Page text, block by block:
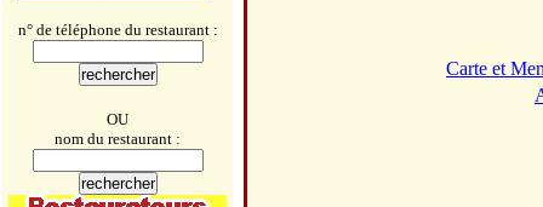
n° de téléphone du restaurant :
OU
nom du restaurant :
Carte et